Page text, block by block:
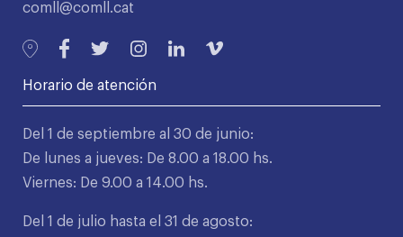
comll@comll.cat
Horario de atención
Del 1 de septiembre al 30 de junio:
De lunes a jueves: De 8.00 a 18.00 hs.
Viernes: De 9.00 a 14.00 hs.
Del 1 de julio hasta el 31 de agosto: